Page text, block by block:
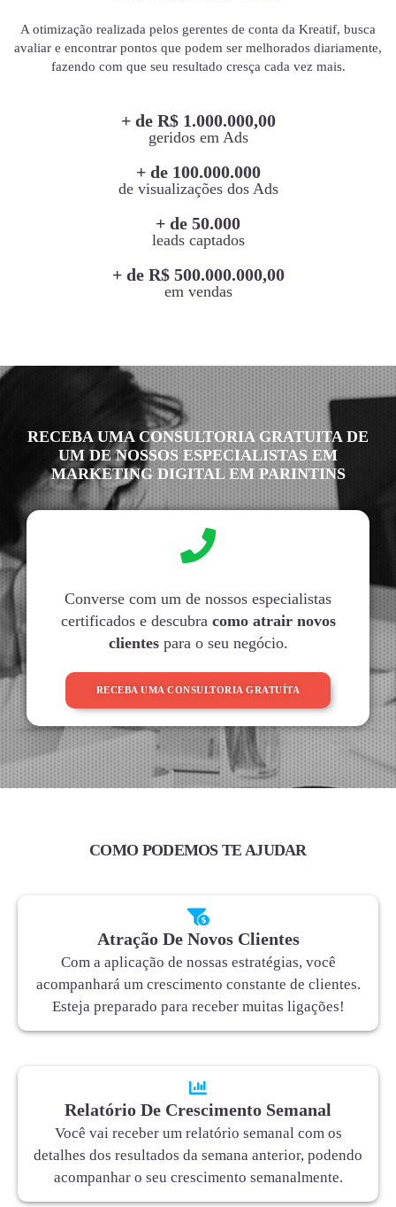
A otimização realizada pelos gerentes de conta da Kreatif, busca
avaliar e encontrar pontos que podem ser melhorados diariamente,
fazendo com que seu resultado cresça cada vez mais.
+ de R$ 1.000.000,00
geridos em Ads
+ de 100.000.000
de visualizações dos Ads
+ de 50.000
leads captados
+ de R$ 500.000.000,00
em vendas
RECEBA UMA CONSULTORIA GRATUITA DE
UM DE NOSSOS ESPECIALISTAS EM
MARKETING DIGITAL EM PARINTINS
Converse com um de nossos especialistas
certificados e descubra como atrair novos
clientespara o seu negócio.
RECEBA UMA CONSULTORIA GRATUÍTA
COMO PODEMOS TE AJUDAR
Atração De Novos Clientes
Com a aplicação de nossas estratégias, você
acompanhará um crescimento constante de clientes.
Esteja preparado para receber muitas ligações!
Relatório De Crescimento Semanal
Você vai receber um relatório semanal com os
detalhes dos resultados da semana anterior, podendo
acompanhar o seu crescimento semanalmente.